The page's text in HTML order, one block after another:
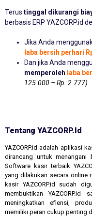
Terus tinggal dikurangi
berbasis ERP YAZCORP.id
Jika Anda
laba bersih perhari
Dan jika Anda
memperoleh laba
125.000 – Rp. 2.777)
Tentang YAZCORP.id
YAZCORP.id adalah aplikasi
dirancang untuk menangani
Software kasir terbaik
yang dilakukan secara online
kasir YAZCORP.id sudah
membuktikan
meningkatkan efiensi,
memiliki peran cukup penting